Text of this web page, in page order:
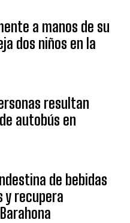
a manos de su
dos niños en la
resultan
autobús en
de bebidas
y recupera